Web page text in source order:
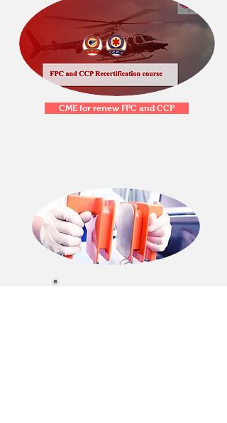
CME for renew FPC and CCP